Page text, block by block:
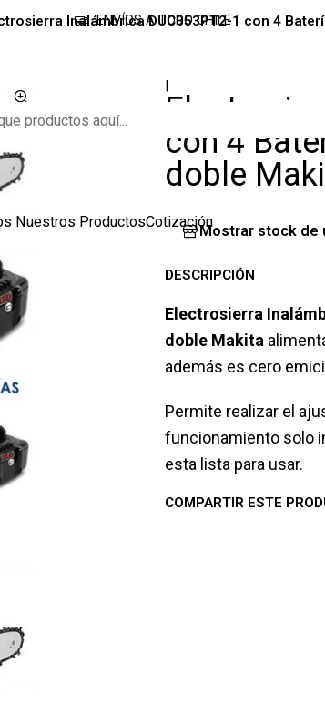
Nuestros ProductosCotización
ENVÍOS A TODO CHILE
Inalámbrica DUC353PT2-1 con 4
|
con 4
doble
Mostrar stock de
DESCRIPCIÓN
Electrosierra
doble Makita
además es cero
Permite realizar el
funcionamiento solo
esta lista para usar.
COMPARTIR ESTE